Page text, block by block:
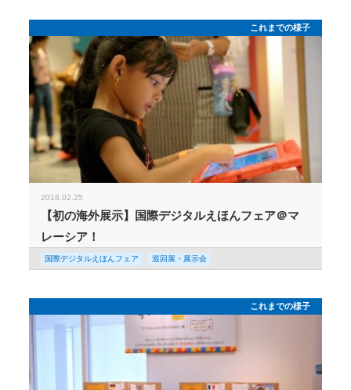
これまでの様子
2018.02.25
【初の海外展示】国際デジタルえほんフェア＠マ
レーシア！
国際デジタルえほんフェア 巡回展・展示会
これまでの様子